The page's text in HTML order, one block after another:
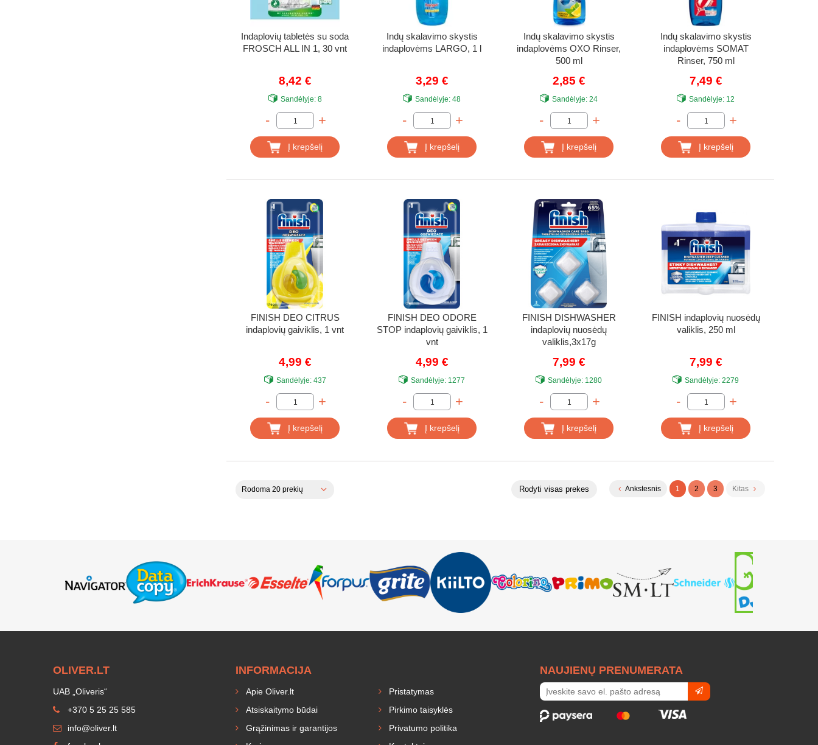
Indaplovių tabletės su soda
FROSCH ALL IN 1, 30 vnt
8,42 €
Sandėlyje:8
- +
Į krepšelį
Indų skalavimo skystis
indaplovėms LARGO, 1 l
3,29 €
Sandėlyje: 48
- +
Į krepšelį
Indų skalavimo skystis
indaplovėms OXO Rinser,
500 ml
2,85 €
Sandėlyje: 24
- +
Į krepšelį
Indų skalavimo skystis
indaplovėms SOMAT
Rinser, 750 ml
7,49 €
Sandėlyje: 12
- +
Į krepšelį
FINISH DEO CITRUS
indaplovių gaiviklis, 1 vnt
4,99 €
Sandėlyje:437
- +
Į krepšelį
FINISH DEO ODORE
STOP indaplovių gaiviklis, 1
vnt
4,99 €
Sandėlyje: 1277
- +
Į krepšelį
FINISH DISHWASHER
indaplovių nuosėdų
valiklis,3x17g
7,99 €
Sandėlyje: 1280
- +
Į krepšelį
FINISH indaplovių nuosėdų
valiklis, 250 ml
7,99 €
Sandėlyje: 2279
- +
Į krepšelį
Ankstesnis 1 2 3 Kitas
Rodyti visas prekes
Rodoma 20 prekių
OLIVER.LT
UAB „Oliveris“
+370 5 25 25 585
info@oliver.lt
INFORMACIJA
Apie Oliver.lt
Pristatymas
Atsiskaitymo būdai
Pirkimo taisyklės
Grąžinimas ir garantijos
Privatumo politika
NAUJIENŲ PRENUMERATA